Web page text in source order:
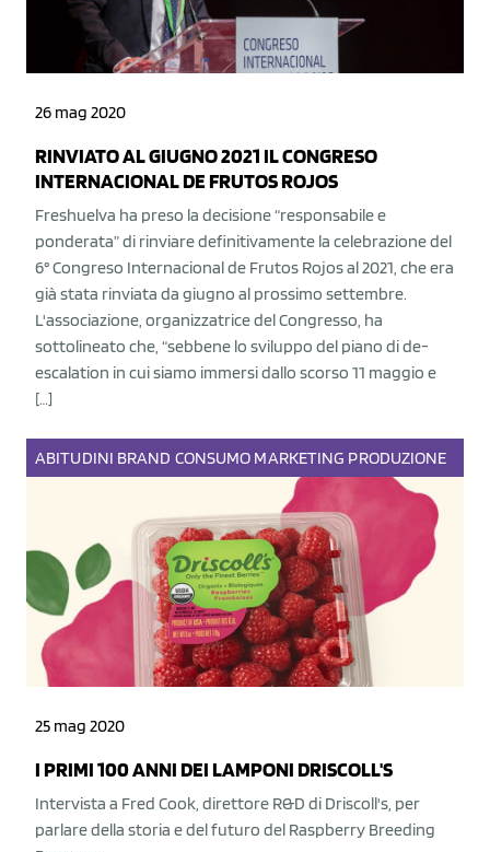
26 mag 2020
RINVIATO AL GIUGNO 2021 IL CONGRESO
INTERNACIONAL DE FRUTOS ROJOS
Freshuelva ha preso la decisione “responsabile e
ponderata” di rinviare definitivamente la celebrazione del
6° Congreso Internacional de Frutos Rojos al 2021, che era
già stata rinviata da giugno al prossimo settembre.
L'associazione, organizzatrice del Congresso, ha
sottolineato che, “sebbene lo sviluppo del piano di de-
escalation in cui siamo immersi dallo scorso 11 maggio e
[…]
ABITUDINI BRAND CONSUMO MARKETING PRODUZIONE
25 mag 2020
I PRIMI 100 ANNI DEI LAMPONI DRISCOLL'S
Intervista a Fred Cook, direttore R&D di Driscoll's, per
parlare della storia e del futuro del Raspberry Breeding